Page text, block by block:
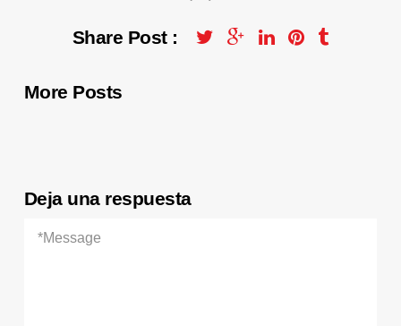
Share Post :
More Posts
Deja una respuesta